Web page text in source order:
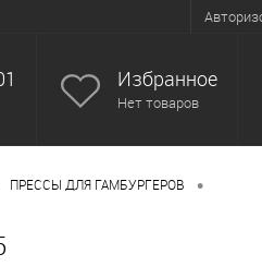
Избранное
Нет товаров
ПРЕССЫ ДЛЯ ГАМБУРГЕРОВ •